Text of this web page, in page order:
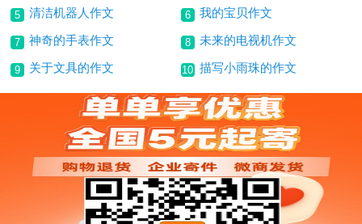
5 清洁机器人作文 6 我的宝贝作文
7 神奇的手表作文 8 未来的电视机作文
9 关于文具的作文 10 描写小雨珠的作文